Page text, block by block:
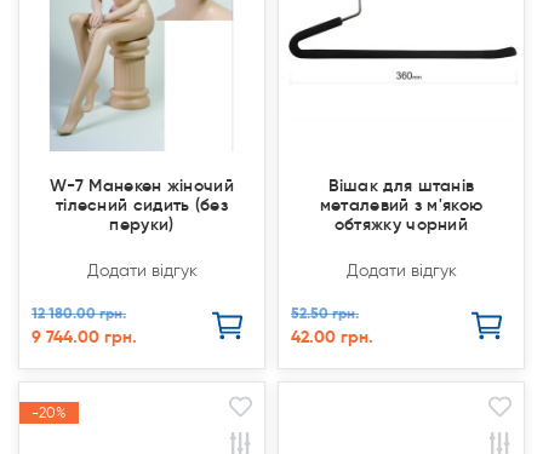
W-7 Манекен жіночий
тілесний сидить (без
перуки)
Додати відгук
12 180.00 грн.
9 744.00 грн.
Вішак для штанів
металевий з м'якою
обтяжку чорний
Додати відгук
52.50 грн.
42.00 грн.
-20%
-20%